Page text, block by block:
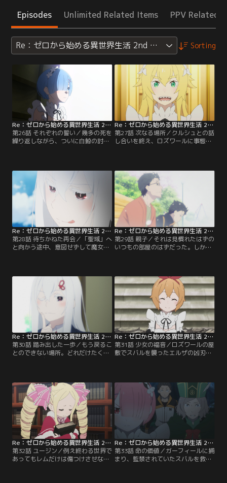
Episodes Unlimited Related Items PPV Related
Re：ゼロから始める異世界生活 2nd season Sorting
Re：ゼロから始める異世界生活 2nd season 第26話
第26話 それぞれの誓い／幾多の死を
繰り返しながら、ついに白鯨の討伐
を成功に導き、暗躍する魔女教大罪
辛い決別を乗り越え、ようやく最愛
の少女・エミリアとの再会を果たし
たのも束の間、スバルはこの世界か
らレムの存在が消え去ってしまって
いることを知る。白鯨に襲われたと
きに起きた≪存在の消失≫。
Re：ゼロから始める異世界生活 2nd season 第27話
第27話 次なる場所／クルシュとの話
し合いを終え、ロズワールに事態の
やら魔女教徒の襲撃に備えて、ラム
と共に「聖域」へと避難した村人た
ちがまだ戻ってきていないらしい。
「聖域」の情報を集めるため、ロズ
ワールの屋敷にやってきたスバルた
ちを出迎えたのは…。
Re：ゼロから始める異世界生活 2nd season 第28話
第28話 待ちかねた再会／「聖域」へ
と向かう途中、意図せずして魔女の
の会話を終え、どうにか外に出るこ
とができたスバルが目にしたもの
は、ぼろぼろになって地面に倒れて
いるオットーの姿だった。事態を飲
み込む暇もなく、スバルは何者かの
襲撃を受ける。
Re：ゼロから始める異世界生活 2nd season 第29話
第29話 親子／それは見慣れたはずの
いつもの部屋のはずだった。しか
れるスバルだったが、そんな不安は
父親である菜月賢一の腕挫十字固め
によって吹き飛ばれてしまう。
Re：ゼロから始める異世界生活 2nd season 第30話
第30話 踏み出した一歩／もう戻るこ
とのできない場所。どれだけたくさ
んのものを与えられていたのかを改
ばならないことを全て思い出したス
バルは、賢一、そして菜穂子と別
れ、学校へと向かう。意を決して教
室の扉を開けると、そこには制服姿
のエキドナがスバルを待っていた。
Re：ゼロから始める異世界生活 2nd season 第31話
第31話 少女の福音／ロズワールの屋
敷でスバルを襲ったエルザの凶刃。
へと戻ったスバルは、最初に目覚め
たときと同じように横たわるエミリ
アを抱き起こし、リューズたちの元
へ戻る。そこでスバルは自分が試練
を突破したことを話し…。
Re：ゼロから始める異世界生活 2nd season 第32話
第32話 ユージン／例え終わる世界で
あってもレムだけは傷つけさせない
Re：ゼロから始める異世界生活 2nd season 第33話
第33話 命の価値／ガーフィールに捕
まり、監禁されていたスバルを救い